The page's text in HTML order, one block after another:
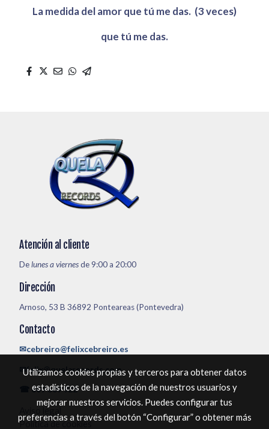
La medida del amor que tú me das. (3 veces)
que tú me das.
Atención al cliente
Delunes a viernesde 9:00 a 20:00
Dirección
Arnoso, 53 B 36892 Ponteareas (Pontevedra)
Contacto
✉cebreiro@felixcebreiro.es
✉felix@quelarecords.com
☎ 609 609 922
Aviso legal
Política de cookies
Utilizamos cookies propias y terceros para obtener datos
estadísticos de la navegación de nuestros usuarios y
mejorar nuestros servicios. Puedes configurar tus
preferencias a través del botón “Configurar” o obtener más